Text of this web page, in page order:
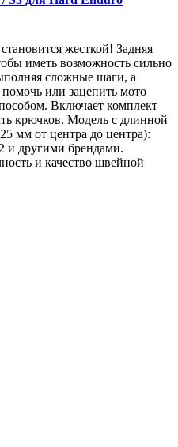
жесткой! Задняя
иметь возможность сильно
сложные шаги, а
или зацепить мото
Включает комплект
крючков. Модель с длинной
мм от центра до центра):
и другими брендами.
и качество швейной